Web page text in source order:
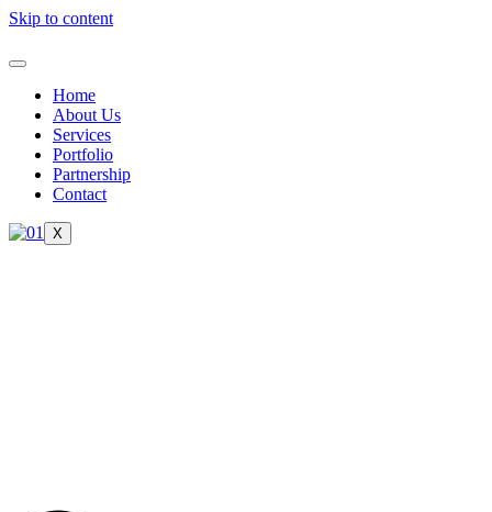
Skip to content
Home
About Us
Services
Portfolio
Partnership
Contact
X